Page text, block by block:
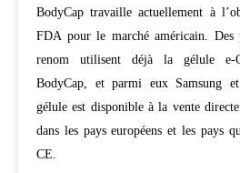
BodyCap travaille actuellement à
FDA pour le marché américain. Des
renom utilisent déjà la gélule e-
BodyCap, et parmi eux Samsung
gélule est disponible à la vente
dans les pays européens et les pays
CE.